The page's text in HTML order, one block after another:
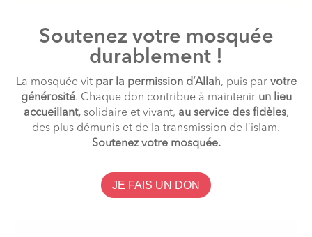
Soutenez votre mosquée
durablement !
La mosquée vit par la permission d’Allah, puis parvotre
générosité. Chaque don contribue à maintenir un lieu
accueillant,solidaire et vivant, au service des fidèles,
des plus démunis et de la transmission de l’islam.
Soutenez votre mosquée.
JE FAIS UN DON